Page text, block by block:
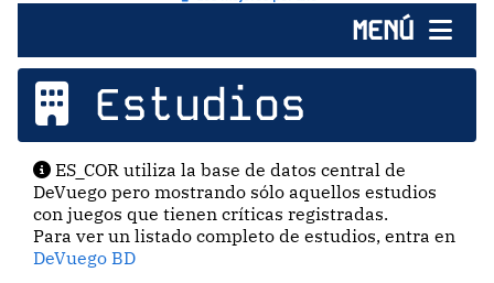
MENÚ
Estudios
ES_COR utiliza la base de datos central de
DeVuego pero mostrando sólo aquellos estudios
con juegos que tienen críticas registradas.
Para ver un listado completo de estudios, entra en
DeVuego BD